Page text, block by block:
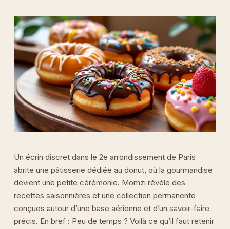
Un écrin discret dans le 2e arrondissement de Paris
abrite une pâtisserie dédiée au donut, où la gourmandise
devient une petite cérémonie. Momzi révèle des
recettes saisonnières et une collection permanente
conçues autour d’une base aérienne et d’un savoir-faire
précis. En bref : Peu de temps ? Voilà ce qu’il faut retenir